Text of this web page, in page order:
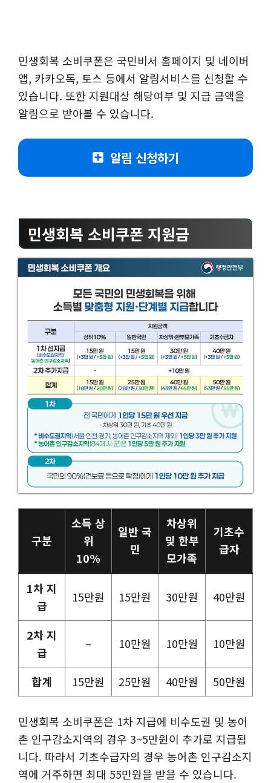
민생회복 소비쿠폰은 국민비서 홈페이지 및 네이버
앱, 카카오톡, 토스 등에서 알림서비스를 신청할 수
있습니다. 또한 지원대상 해당여부 및 지급 금액을
알림으로 받아볼 수 있습니다.
알림 신청하기
민생회복 소비쿠폰 지원금
구분
소득 상
위
10%
일반 국
민
차상위
및 한부
모가족
기초수
급자
1차 지
급
15만원 15만원 30만원 40만원
2차 지
급
– 10만원 10만원 10만원
합계 15만원 25만원 40만원 50만원
민생회복 소비쿠폰은 1차 지급에 비수도권 및 농어
촌 인구감소지역의 경우 3~5만원이 추가로 지급됩
니다. 따라서 기초수급자의 경우 농어촌 인구감소지
역에 거주하면 최대 55만원을 받을 수 있습니다.